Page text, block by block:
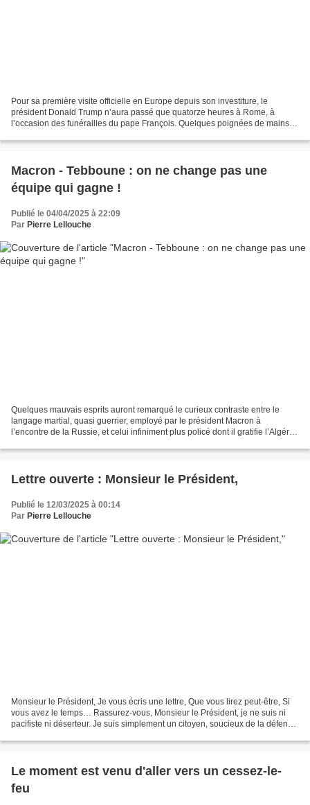
Pour sa première visite officielle en Europe depuis son investiture, le
président Donald Trump n’aura passé que quatorze heures à Rome, à
l’occasion des funérailles du pape François. Quelques poignées de mains
Macron - Tebboune : on ne change pas une
équipe qui gagne !
Publié le 04/04/2025 à 22:09
Par Pierre Lellouche
Quelques mauvais esprits auront remarqué le curieux contraste entre le
langage martial, quasi guerrier, employé par le président Macron à
l’encontre de la Russie, et celui infiniment plus policé dont il gratifie l’Algérie.
Lettre ouverte : Monsieur le Président,
Publié le 12/03/2025 à 00:14
Par Pierre Lellouche
Monsieur le Président, Je vous écris une lettre, Que vous lirez peut-être, Si
vous avez le temps… Rassurez-vous, Monsieur le Président, je ne suis ni
pacifiste ni déserteur. Je suis simplement un citoyen, soucieux de la défense
Le moment est venu d'aller vers un cessez-le-
feu